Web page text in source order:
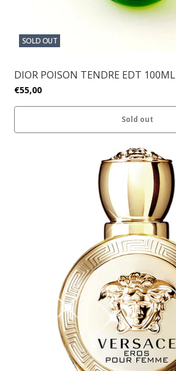
SOLD OUT
DIOR POISON TENDRE EDT 100ML
€55,00
Sold out